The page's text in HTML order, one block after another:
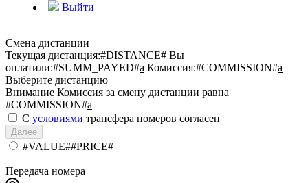
Выйти
Смена дистанции
Текущая дистанция:#DISTANCE# Вы
оплатили:#SUMM_PAYED#a Комиссия:#COMMISSION#a
Выберите дистанцию
Внимание Комиссия за смену дистанции равна
#COMMISSION#a
С условиями трансфера номеров согласен
Далее
#VALUE##PRICE#
Передача номера